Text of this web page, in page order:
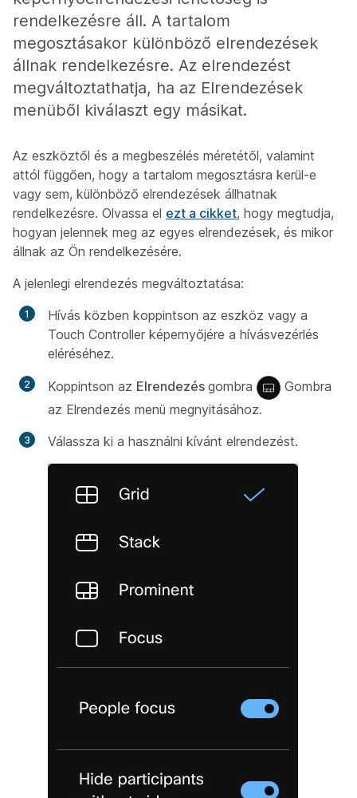
rendelkezésre áll. A tartalom
megosztásakor különböző elrendezések
állnak rendelkezésre. Az elrendezést
megváltoztathatja, ha az Elrendezések
menüből kiválaszt egy másikat.
Az eszköztől és a megbeszélés méretétől, valamint
attól függően, hogy a tartalom megosztásra kerül-e
vagy sem, különböző elrendezések állhatnak
rendelkezésre. Olvassa el ezt a cikket, hogy megtudja,
hogyan jelennek meg az egyes elrendezések, és mikor
állnak az Ön rendelkezésére.
A jelenlegi elrendezés megváltoztatása:
Hívás közben koppintson az eszköz vagy a
Touch Controller képernyőjére a hívásvezérlés
eléréséhez.
Koppintson az Elrendezés gombra
Gombra
az Elrendezés menü megnyitásához.
Válassza ki a használni kívánt elrendezést.